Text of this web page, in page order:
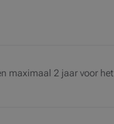
maximaal 2 jaar voor het